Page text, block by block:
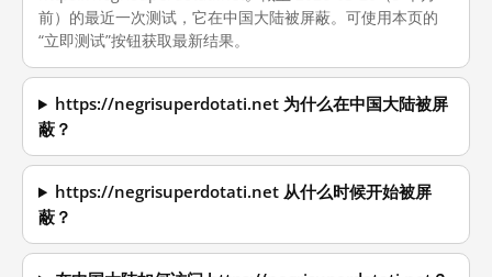
前）的最近一次测试，它在中国大陆被屏蔽。可使用本页的
“立即测试”按钮获取最新结果。
https://negrisuperdotati.net 为什么在中国大陆被屏
蔽？
https://negrisuperdotati.net 从什么时候开始被屏
蔽？